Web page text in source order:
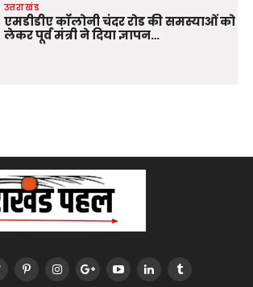
उत्तराखंड
एमडीडीए कॉलोनी चंदर रोड की समस्याओं को
लेकर पूर्व मंत्री ने दिया ज्ञापन…